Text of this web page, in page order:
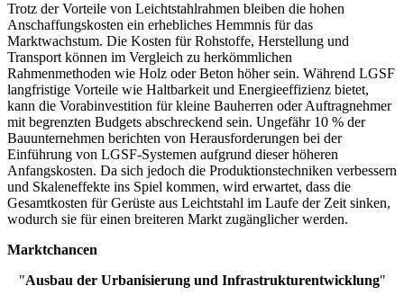
Trotz der Vorteile von Leichtstahlrahmen bleiben die hohen
Anschaffungskosten ein erhebliches Hemmnis für das
Marktwachstum. Die Kosten für Rohstoffe, Herstellung und
Transport können im Vergleich zu herkömmlichen
Rahmenmethoden wie Holz oder Beton höher sein. Während LGSF
langfristige Vorteile wie Haltbarkeit und Energieeffizienz bietet,
kann die Vorabinvestition für kleine Bauherren oder Auftragnehmer
mit begrenzten Budgets abschreckend sein. Ungefähr 10 % der
Bauunternehmen berichten von Herausforderungen bei der
Einführung von LGSF-Systemen aufgrund dieser höheren
Anfangskosten. Da sich jedoch die Produktionstechniken verbessern
und Skaleneffekte ins Spiel kommen, wird erwartet, dass die
Gesamtkosten für Gerüste aus Leichtstahl im Laufe der Zeit sinken,
wodurch sie für einen breiteren Markt zugänglicher werden.
Marktchancen
"Ausbau der Urbanisierung und Infrastrukturentwicklung"